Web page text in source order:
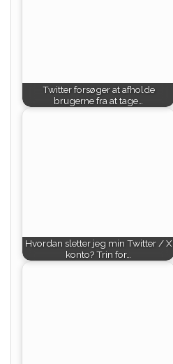
Twitter forsøger at afholde
brugerne fra at tage…
Hvordan sletter jeg min Twitter / X
konto? Trin for…